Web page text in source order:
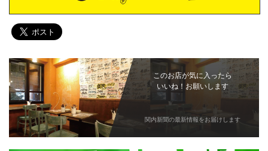
このお店が気に入ったら
いいね！お願いします
関内新聞の最新情報をお届けします